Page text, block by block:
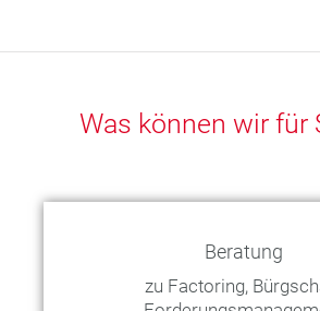
Was können wir für
Beratung
zu Factoring,